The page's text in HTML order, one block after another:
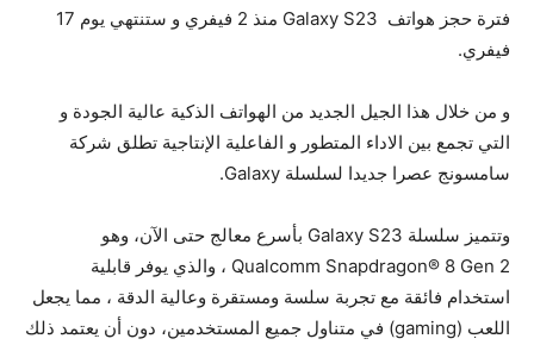
فترة حجز هواتف Galaxy S23 منذ 2 فيفري و ستنتهي يوم 17
فيفري.
و من خلال هذا الجيل الجديد من الهواتف الذكية عالية الجودة و
التي تجمع بين الاداء المتطور و الفاعلية الإنتاجية تطلق شركة
سامسونج عصرا جديدا لسلسلة Galaxy.
وتتميز سلسلة Galaxy S23 بأسرع معالج حتى الآن، وهو
Qualcomm Snapdragon® 8 Gen 2 ، والذي يوفر قابلية
استخدام فائقة مع تجربة سلسة ومستقرة وعالية الدقة ، مما يجعل
اللعب (gaming) في متناول جميع المستخدمين، دون أن يعتمد ذلك